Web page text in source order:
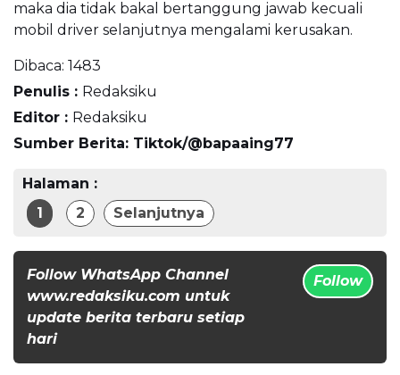
maka dia tidak bakal bertanggung jawab kecuali
mobil driver selanjutnya mengalami kerusakan.
Dibaca: 1483
Penulis : Redaksiku
Editor : Redaksiku
Sumber Berita: Tiktok/@bapaaing77
Halaman :
1
2 Selanjutnya
Follow WhatsApp Channel
www.redaksiku.com untuk
update berita terbaru setiap
hari
Follow